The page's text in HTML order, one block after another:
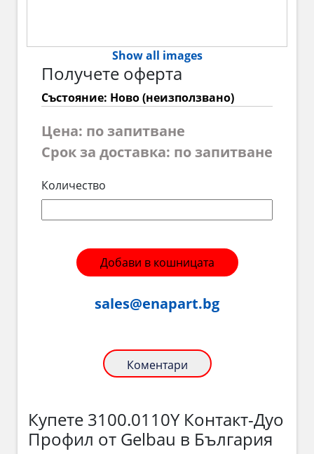
Show all images
Получете оферта
Състояние: Ново (неизползвано)
Цена: по запитване
Срок за доставка: по запитване
Количество
Добави в кошницата
sales@enapart.bg
Коментари
Купете 3100.0110Y Контакт-Дуо
Профил от Gelbau в България